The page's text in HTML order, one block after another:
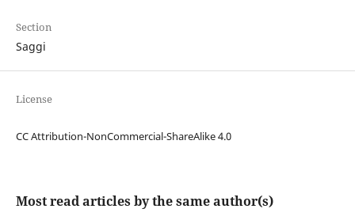
Section
Saggi
License
CC Attribution-NonCommercial-ShareAlike 4.0
Most read articles by the same author(s)